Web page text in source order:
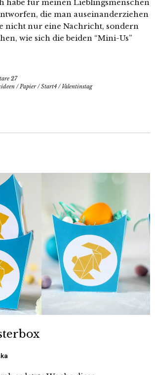
habe für meinen Lieblingsmenschen
die man auseinanderziehen
nicht nur eine Nachricht, sondern
wie sich die beiden “Mini-Us”
27
/Papier/Start4 / Valentinstag